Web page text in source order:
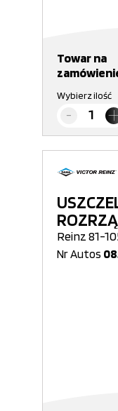
Towar na
Wybierz ilość
Reinz 81-
Nr Autos